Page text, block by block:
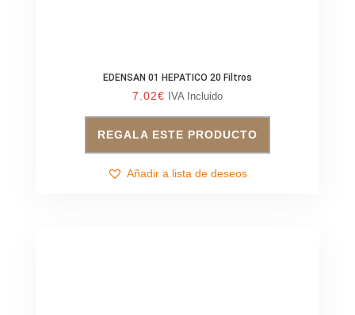
EDENSAN 01 HEPATICO 20 Filtros
7.02€ IVA Incluido
REGALA ESTE PRODUCTO
Añadir a lista de deseos